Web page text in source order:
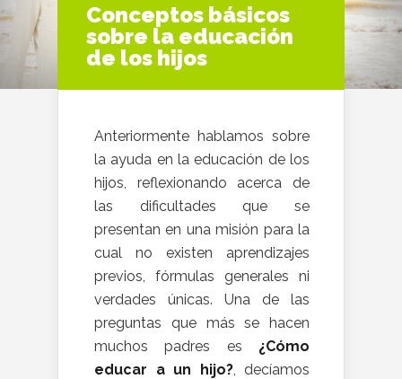
Conceptos básicos
sobre la educación
de los hijos
Anteriormente hablamos sobre
la ayuda en la educación de los
hijos, reflexionando acerca de
las dificultades que se
presentan en una misión para la
cual no existen aprendizajes
previos, fórmulas generales ni
verdades únicas. Una de las
preguntas que más se hacen
muchos padres es ¿Cómo
educar a un hijo?, decíamos